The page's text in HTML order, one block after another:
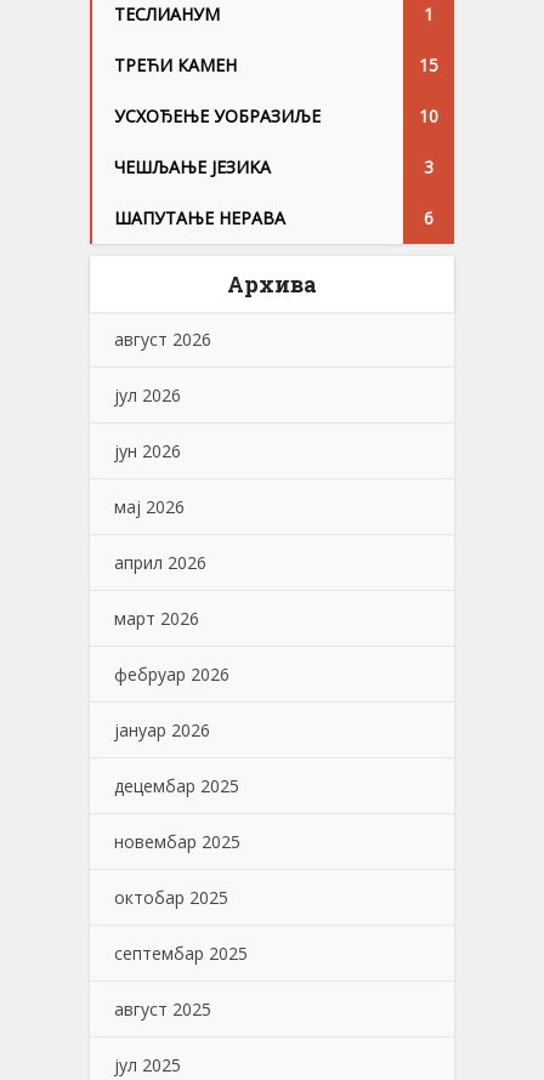
ТЕСЛИАНУМ 1
ТРЕЋИ КАМЕН 15
УСХОЂЕЊЕ УОБРАЗИЉЕ 10
ЧЕШЉАЊЕ ЈЕЗИKА 3
ШАПУТАЊЕ НЕРАВА 6
Архива
август 2026
јул 2026
јун 2026
мај 2026
април 2026
март 2026
фебруар 2026
јануар 2026
децембар 2025
новембар 2025
октобар 2025
септембар 2025
август 2025
јул 2025